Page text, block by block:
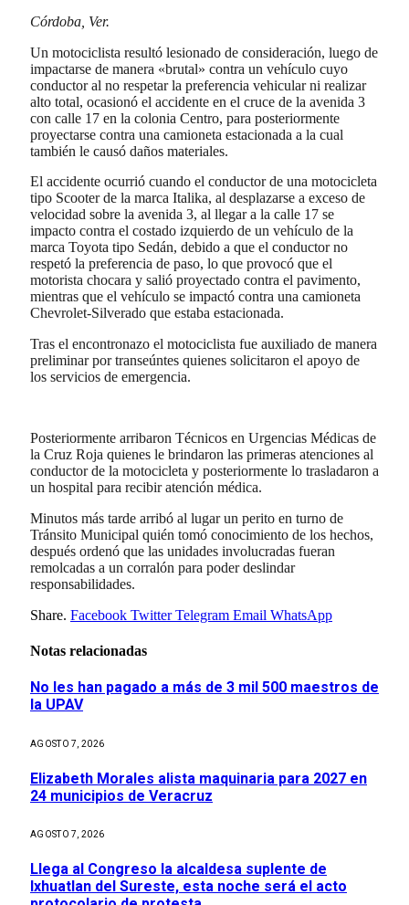
Córdoba, Ver.
Un motociclista resultó lesionado de consideración, luego de
impactarse de manera «brutal» contra un vehículo cuyo
conductor al no respetar la preferencia vehicular ni realizar
alto total, ocasionó el accidente en el cruce de la avenida 3
con calle 17 en la colonia Centro, para posteriormente
proyectarse contra una camioneta estacionada a la cual
también le causó daños materiales.
El accidente ocurrió cuando el conductor de una motocicleta
tipo Scooter de la marca Italika, al desplazarse a exceso de
velocidad sobre la avenida 3, al llegar a la calle 17 se
impacto contra el costado izquierdo de un vehículo de la
marca Toyota tipo Sedán, debido a que el conductor no
respetó la preferencia de paso, lo que provocó que el
motorista chocara y salió proyectado contra el pavimento,
mientras que el vehículo se impactó contra una camioneta
Chevrolet-Silverado que estaba estacionada.
Tras el encontronazo el motociclista fue auxiliado de manera
preliminar por transeúntes quienes solicitaron el apoyo de
los servicios de emergencia.
Posteriormente arribaron Técnicos en Urgencias Médicas de
la Cruz Roja quienes le brindaron las primeras atenciones al
conductor de la motocicleta y posteriormente lo trasladaron a
un hospital para recibir atención médica.
Minutos más tarde arribó al lugar un perito en turno de
Tránsito Municipal quién tomó conocimiento de los hechos,
después ordenó que las unidades involucradas fueran
remolcadas a un corralón para poder deslindar
responsabilidades.
Share. Facebook Twitter Telegram Email WhatsApp
Notas relacionadas
No les han pagado a más de 3 mil 500 maestros de
la UPAV
AGOSTO 7, 2026
Elizabeth Morales alista maquinaria para 2027 en
24 municipios de Veracruz
AGOSTO 7, 2026
Llega al Congreso la alcaldesa suplente de
Ixhuatlan del Sureste, esta noche será el acto